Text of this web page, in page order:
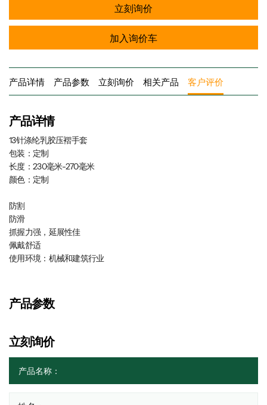
立刻询价
加入询价车
产品详情 产品参数 立刻询价 相关产品 客户评价
产品详情
13针涤纶乳胶压褶手套
包装：定制
长度：230毫米-270毫米
颜色：定制
防割
防滑
抓握力强，延展性佳
佩戴舒适
使用环境：机械和建筑行业
产品参数
立刻询价